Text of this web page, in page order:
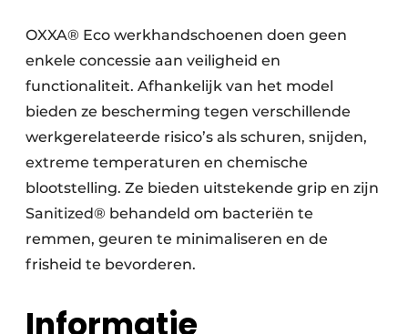
OXXA® Eco werkhandschoenen doen geen
enkele concessie aan veiligheid en
functionaliteit. Afhankelijk van het model
bieden ze bescherming tegen verschillende
werkgerelateerde risico’s als schuren, snijden,
extreme temperaturen en chemische
blootstelling. Ze bieden uitstekende grip en zijn
Sanitized® behandeld om bacteriën te
remmen, geuren te minimaliseren en de
frisheid te bevorderen.
Informatie